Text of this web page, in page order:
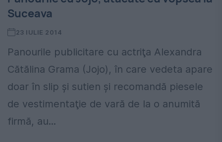
Suceava
23 IULIE 2014
Panourile publicitare cu actriţa Alexandra
Cătălina Grama (Jojo), în care vedeta apare
doar în slip şi sutien şi recomandă piesele
de vestimentaţie de vară de la o anumită
firmă, au...